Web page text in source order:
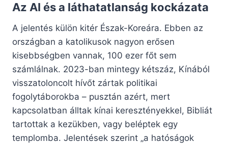
Az AI és a láthatatlanság kockázata
A jelentés külön kitér Észak-Koreára. Ebben az
országban a katolikusok nagyon erősen
kisebbségben vannak, 100 ezer főt sem
számlálnak. 2023-ban mintegy kétszáz, Kínából
visszatoloncolt hívőt zártak politikai
fogolytáborokba – pusztán azért, mert
kapcsolatban álltak kínai keresztényekkel, Bibliát
tartottak a kezükben, vagy beléptek egy
templomba. Jelentések szerint „a hatóságok